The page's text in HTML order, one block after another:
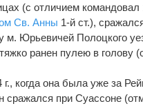
(с отличием
Св. Анны 1-й ст.),
м. Юрьевичей Полоцкого
ранен пулею в голову
когда она была уже за
сражался при Суассоне